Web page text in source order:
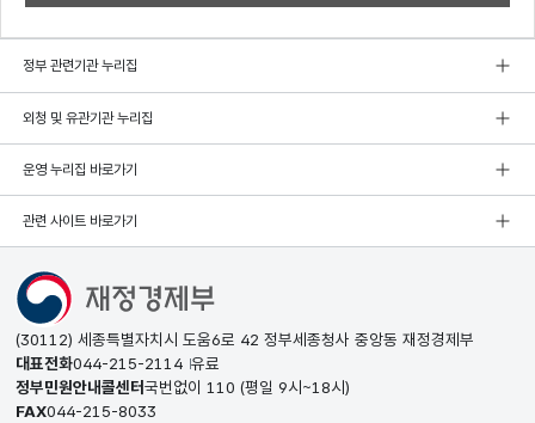
정부 관련기관 누리집
외청 및 유관기관 누리집
운영 누리집 바로가기
관련 사이트 바로가기
(30112) 세종특별자치시 도움6로 42 정부세종청사 중앙동 재정경제부
대표전화044-215-2114 유료
정부민원안내콜센터국번없이 110 (평일 9시~18시)
FAX044-215-8033